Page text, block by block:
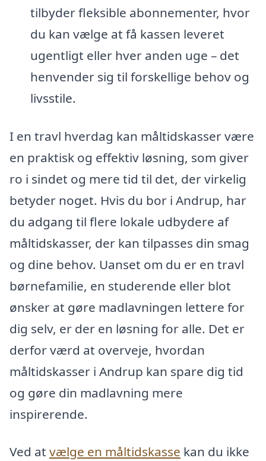
tilbyder fleksible abonnementer, hvor
du kan vælge at få kassen leveret
ugentligt eller hver anden uge – det
henvender sig til forskellige behov og
livsstile.
I en travl hverdag kan måltidskasser være
en praktisk og effektiv løsning, som giver
ro i sindet og mere tid til det, der virkelig
betyder noget. Hvis du bor i Andrup, har
du adgang til flere lokale udbydere af
måltidskasser, der kan tilpasses din smag
og dine behov. Uanset om du er en travl
børnefamilie, en studerende eller blot
ønsker at gøre madlavningen lettere for
dig selv, er der en løsning for alle. Det er
derfor værd at overveje, hvordan
måltidskasser i Andrup kan spare dig tid
og gøre din madlavning mere
inspirerende.
Ved at vælge en måltidskasse kan du ikke